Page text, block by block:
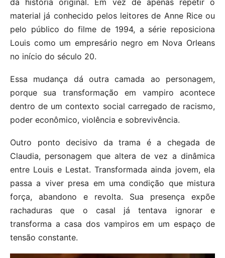
material já conhecido pelos leitores de Anne Rice ou
pelo público do filme de 1994, a série reposiciona
Louis como um empresário negro em Nova Orleans
no início do século 20.
Essa mudança dá outra camada ao personagem,
porque sua transformação em vampiro acontece
dentro de um contexto social carregado de racismo,
poder econômico, violência e sobrevivência.
Outro ponto decisivo da trama é a chegada de
Claudia, personagem que altera de vez a dinâmica
entre Louis e Lestat. Transformada ainda jovem, ela
passa a viver presa em uma condição que mistura
força, abandono e revolta. Sua presença expõe
rachaduras que o casal já tentava ignorar e
transforma a casa dos vampiros em um espaço de
tensão constante.